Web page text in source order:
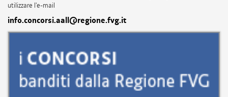
utilizzare l'e-mail
info.concorsi.aall@regione.fvg.it